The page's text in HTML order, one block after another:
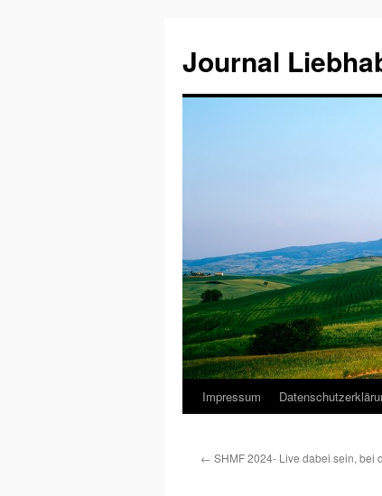
Journal
Zum
springen
Impressum
← SHMF 2024- Live dabei sein, bei